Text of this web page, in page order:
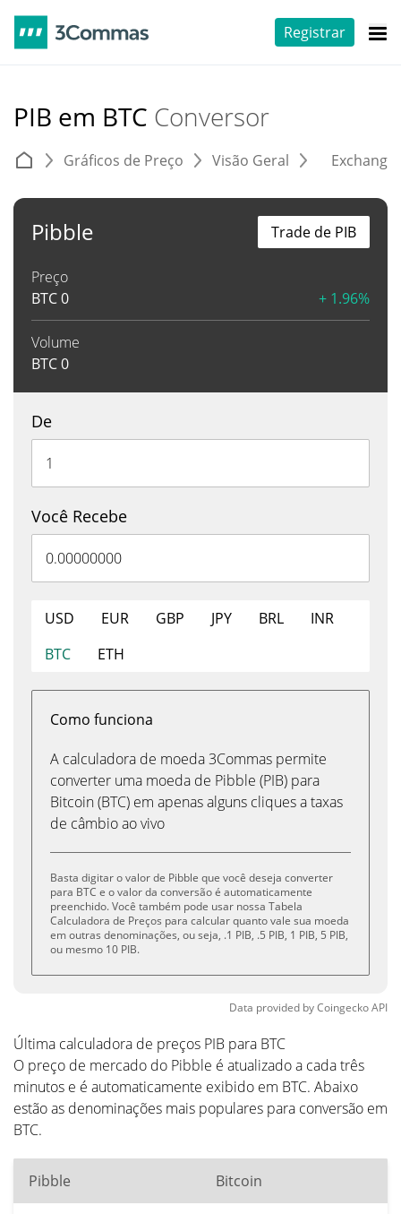
Registrar
PIB em BTC Conversor
Gráficos de Preço Visão Geral
Pibble
Preço
BTC0 + 1.96%
Volume
BTC0
Trade de PIB
De
Você Recebe
USD EUR GBP JPY BRL
INR
BTC
ETH
Como funciona
A calculadora de moeda 3Commas permite
converter uma moeda de Pibble (PIB) para
Bitcoin (BTC) em apenas alguns cliques a taxas
de câmbio ao vivo
Basta digitar o valor de Pibble que você deseja converter
para BTC e o valor da conversão é automaticamente
preenchido. Você também pode usar nossa Tabela
Calculadora de Preços para calcular quanto vale sua moeda
em outras denominações, ou seja, .1 PIB, .5 PIB, 1 PIB, 5 PIB,
ou mesmo 10 PIB.
Data provided byCoingeckoAPI
Última calculadora de preços PIB para BTC
O preço de mercado do Pibble é atualizado a cada três
minutos e é automaticamente exibido em BTC. Abaixo
estão as denominações mais populares para conversão em
BTC.
Pibble Bitcoin